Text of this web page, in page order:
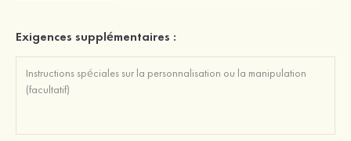
Exigences supplémentaires :